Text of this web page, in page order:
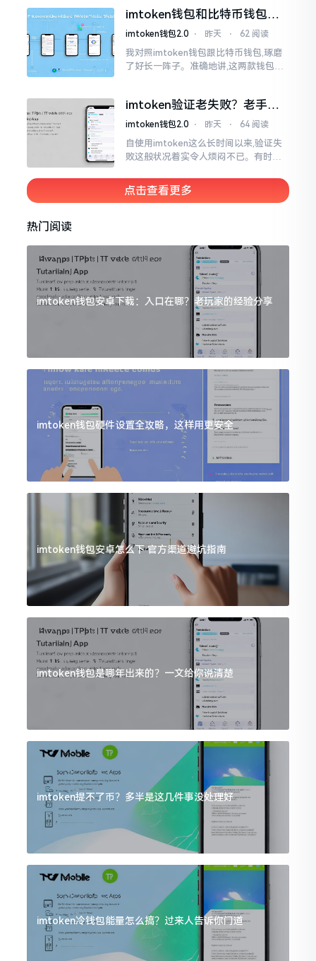
大家说法不尽相同
imtoken钱包和比特币钱包，
谁更安全？老玩家来聊聊
imtoken钱包2.0 ⋅ 昨天 ⋅ 62 阅读
我对照imtoken钱包跟比特币钱包,琢磨
了好长一阵子。准确地讲,这两款钱包我
挺美观
imtoken验证老失败？老手教
你几招搞定
imtoken钱包2.0 ⋅ 昨天 ⋅ 64 阅读
自使用imtoken这么长时间以来,验证失
败这般状况着实令人烦闷不已。有时急
那一流程环节,致使整个人的状态都低落
至极点。
点击查看更多
热门阅读
imtoken钱包安卓下载：入口在哪？老玩家的经验分享
imtoken钱包硬件设置全攻略，这样用更安全
imtoken钱包安卓怎么下 官方渠道避坑指南
imtoken钱包是哪年出来的？一文给你说清楚
imtoken提不了币？多半是这几件事没处理好
imtoken冷钱包能量怎么搞？过来人告诉你门道